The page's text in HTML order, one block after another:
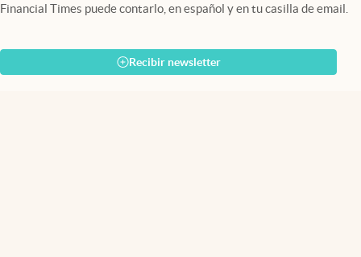
Financial Times puede contarlo, en español y en tu casilla de email.
Recibir newsletter